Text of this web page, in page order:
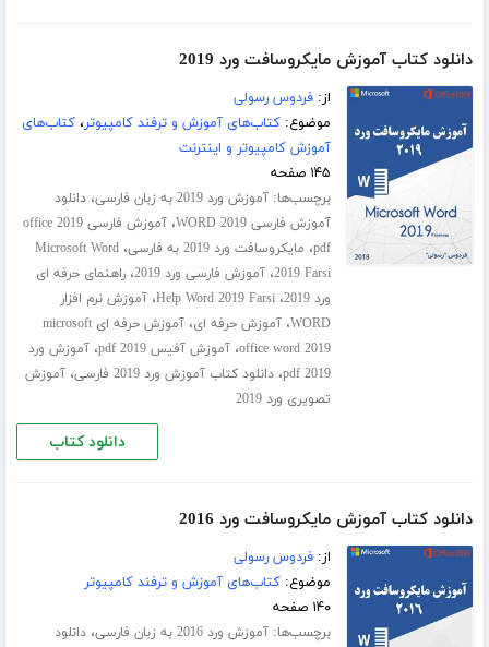
دانلود کتاب آموزش مایکروسافت ورد 2019
از:فردوس رسولی
موضوع:کتاب‌های آموزش و ترفند کامپیوتر،کتاب‌های
آموزش کامپیوتر و اینترنت
۱۴۵ صفحه
برچسب‌ها:آموزش ورد 2019 به زبان فارسی ،دانلود
آموزش فارسی WORD 2019
،
آموزش فارسی office 2019
pdf، مایکروسافت ورد 2019 به فارسی ،Microsoft Word
2019 Farsi،آموزش فارسی ورد 2019 ،راهنمای حرفه ای
ورد 2019
،Help Word 2019 Farsi،آموزش نرم افزار
WORD،آموزش حرفه ای،
آموزش حرفه ای microsoft
office word 2019،آموزش آفیس 2019 pdf ،آموزش ورد
2019 pdf
،دانلود کتاب آموزش ورد 2019 فارسی ،آموزش
تصویری ورد 2019
دانلود کتاب
دانلود کتاب آموزش مایکروسافت ورد 2016
از:فردوس رسولی
موضوع:کتاب‌های آموزش و ترفند کامپیوتر
۱۴۰ صفحه
برچسب‌ها:آموزش ورد 2016 به زبان فارسی ،دانلود